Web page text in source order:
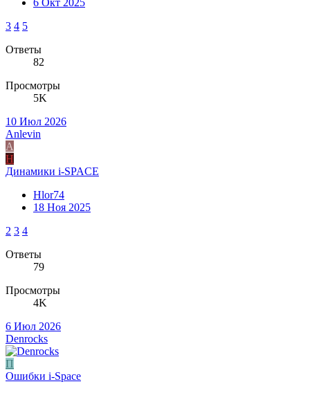
6 Окт 2025
3 4 5
Ответы
82
Просмотры
5K
10 Июл 2026
Anlevin
A
H
Динамики i-SPACE
Hlor74
18 Ноя 2025
2 3 4
Ответы
79
Просмотры
4K
6 Июл 2026
Denrocks
П
Ошибки i-Space